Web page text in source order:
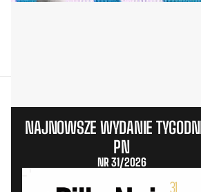
NAJNOWSZE WYDANIE
PN
NR 31/2026